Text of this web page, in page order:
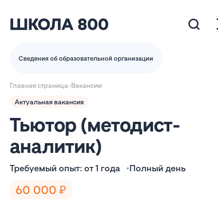
Сведения об образовательной организации
Главная страница-Вакансии
Актуальная вакансия
Тьютор (методист-
аналитик)
Требуемый опыт: от 1 года Полный день
60 000 ₽